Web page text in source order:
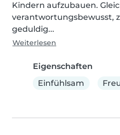
Kindern aufzubauen.
verantwortungsbewusst,
geduldig...
Weiterlesen
Eigenschaften
Einfühlsam